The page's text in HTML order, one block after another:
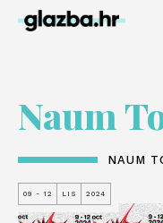
Naum
NAUM
09 - 12 LIS 2024